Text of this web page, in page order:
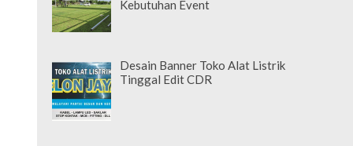
Kebutuhan Event
Desain Banner Toko Alat Listrik
Tinggal Edit CDR